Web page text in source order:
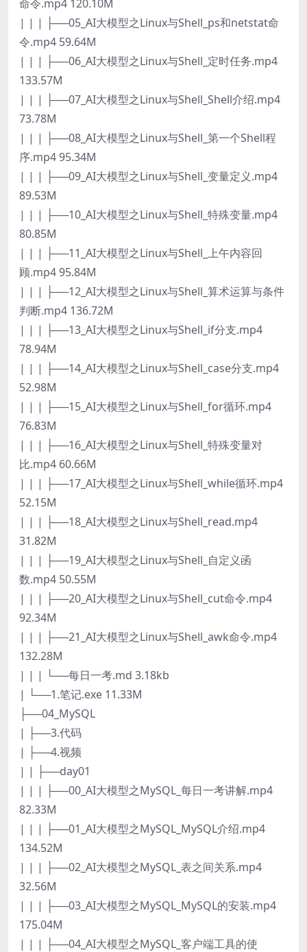
命令.mp4 120.10M
| | | ├──05_AI大模型之Linux与Shell_ps和netstat命
令.mp4 59.64M
| | | ├──06_AI大模型之Linux与Shell_定时任务.mp4
133.57M
| | | ├──07_AI大模型之Linux与Shell_Shell介绍.mp4
73.78M
| | | ├──08_AI大模型之Linux与Shell_第一个Shell程
序.mp4 95.34M
| | | ├──09_AI大模型之Linux与Shell_变量定义.mp4
89.53M
| | | ├──10_AI大模型之Linux与Shell_特殊变量.mp4
80.85M
| | | ├──11_AI大模型之Linux与Shell_上午内容回
顾.mp4 95.84M
| | | ├──12_AI大模型之Linux与Shell_算术运算与条件
判断.mp4 136.72M
| | | ├──13_AI大模型之Linux与Shell_if分支.mp4
78.94M
| | | ├──14_AI大模型之Linux与Shell_case分支.mp4
52.98M
| | | ├──15_AI大模型之Linux与Shell_for循环.mp4
76.83M
| | | ├──16_AI大模型之Linux与Shell_特殊变量对
比.mp4 60.66M
| | | ├──17_AI大模型之Linux与Shell_while循环.mp4
52.15M
| | | ├──18_AI大模型之Linux与Shell_read.mp4
31.82M
| | | ├──19_AI大模型之Linux与Shell_自定义函
数.mp4 50.55M
| | | ├──20_AI大模型之Linux与Shell_cut命令.mp4
92.34M
| | | ├──21_AI大模型之Linux与Shell_awk命令.mp4
132.28M
| | | └──每日一考.md 3.18kb
| └──1.笔记.exe 11.33M
├──04_MySQL
| ├──3.代码
| ├──4.视频
| | ├──day01
| | | ├──00_AI大模型之MySQL_每日一考讲解.mp4
82.33M
| | | ├──01_AI大模型之MySQL_MySQL介绍.mp4
134.52M
| | | ├──02_AI大模型之MySQL_表之间关系.mp4
32.56M
| | | ├──03_AI大模型之MySQL_MySQL的安装.mp4
175.04M
| | | ├──04_AI大模型之MySQL_客户端工具的使